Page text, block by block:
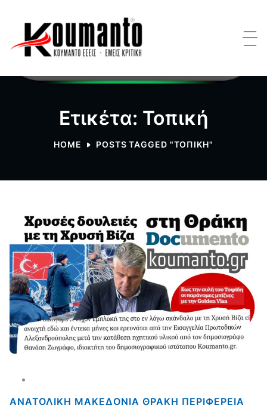
Ετικέτα: Τοπική
HOME POSTS TAGGED "ΤΟΠΙΚΉ"
ΑΝΑΤΟΛΙΚΗ ΜΑΚΕΔΟΝΙΑ ΘΡΑΚΗ ΠΕΡΙΦΕΡΕΙΑ